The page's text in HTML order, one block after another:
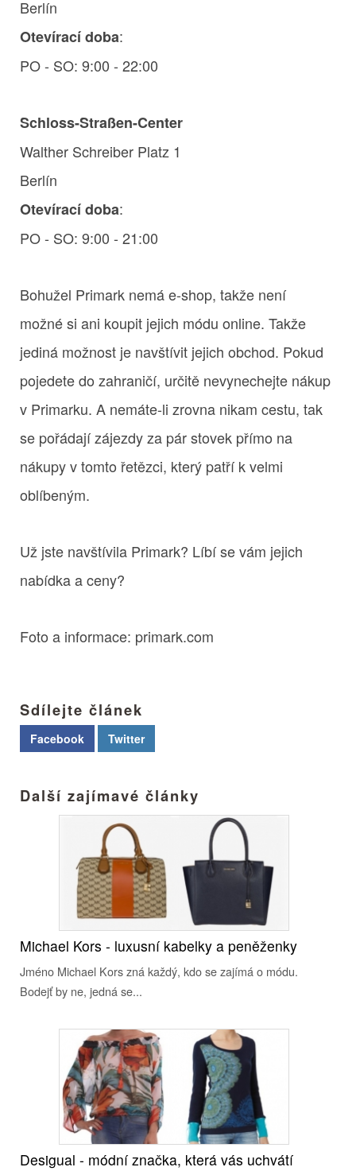
Berlín
Otevírací doba:
PO - SO: 9:00 - 22:00
Schloss-Straßen-Center
Walther Schreiber Platz 1
Berlín
Otevírací doba:
PO - SO: 9:00 - 21:00
Bohužel Primark nemá e-shop, takže není
možné si ani koupit jejich módu online. Takže
jediná možnost je navštívit jejich obchod. Pokud
pojedete do zahraničí, určitě nevynechejte nákup
v Primarku. A nemáte-li zrovna nikam cestu, tak
se pořádají zájezdy za pár stovek přímo na
nákupy v tomto řetězci, který patří k velmi
oblíbeným.
Už jste navštívila Primark? Líbí se vám jejich
nabídka a ceny?
Foto a informace: primark.com
Sdílejte článek
Facebook Twitter
Další zajímavé články
Michael Kors - luxusní kabelky a peněženky
Jméno Michael Kors zná každý, kdo se zajímá o módu.
Bodejť by ne, jedná se...
Desigual - módní značka, která vás uchvátí